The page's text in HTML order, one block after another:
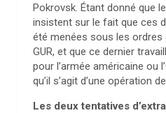
Pokrovsk. Étant donné que
insistent sur le fait que ces
été menées sous les ordres
GUR, et que ce dernier
pour l’armée américaine ou
qu’il s’agit d’une opération
Les deux tentatives